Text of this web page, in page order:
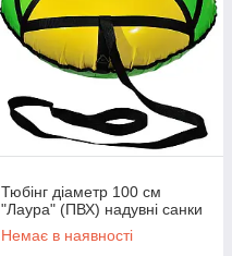
Тюбінг діаметр 100 см
"Лаура" (ПВХ) надувні санки
Немає в наявності